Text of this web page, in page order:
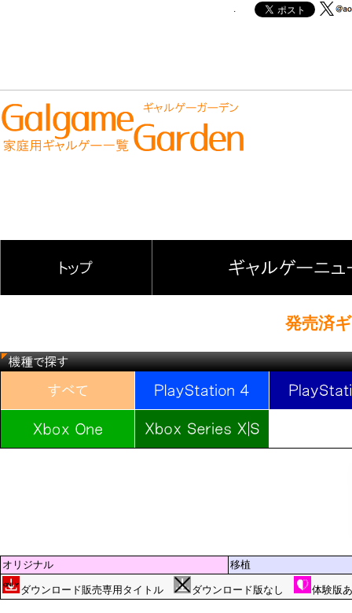
.
発売済
オリジナル 移植
ダウンロード販売専用タイトル ダウンロード版なし 体験版